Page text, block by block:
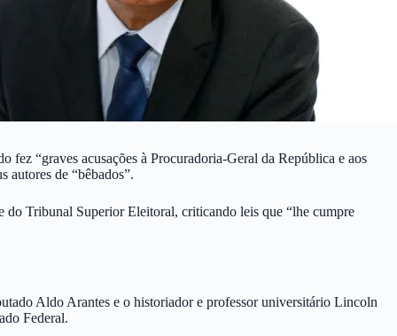
“graves acusações à Procuradoria-Geral da República e aos
autores de “bêbados”.
do Tribunal Superior Eleitoral, criticando leis que “lhe cumpre
Aldo Arantes e o historiador e professor universitário Lincoln
Federal.